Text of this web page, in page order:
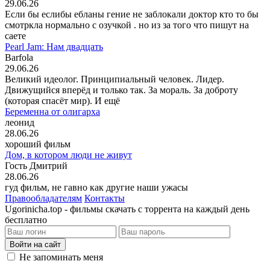
29.06.26
Если бы еслибы ебланы гение не заблокали доктор кто то бы
смотркла нормально с озучкой . но из за того что пишут на
саете
Pearl Jam: Нам двадцать
Barfola
29.06.26
Великий идеолог. Принципиальный человек. Лидер.
Движущийся вперёд и только так. За мораль. За доброту
(которая спасёт мир). И ещё
Беременна от олигарха
леонид
28.06.26
хороший фильм
Дом, в котором люди не живут
Гость Дмитрий
28.06.26
гуд фильм, не гавно как другие наши ужасы
Правообладателям Контакты
Ugorinicha.top - фильмы скачать с торрента на каждый день
бесплатно
Войти на сайт
Не запоминать меня